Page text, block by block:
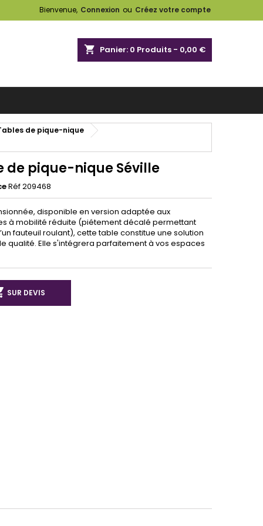
Bienvenue, Connexion ou Créez votre compte
shopping_cart Panier: 0 Produits - 0,00 €
de pique-nique
de pique-nique Séville
Réf 209468
disponible en version adaptée aux
à mobilité réduite (piétement décalé permettant
fauteuil roulant), cette table constitue une solution
qualité. Elle s'intégrera parfaitement à vos espaces
SUR DEVIS